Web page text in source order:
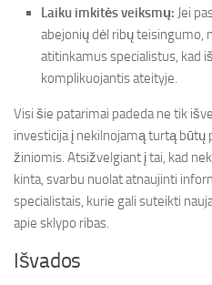
Laiku imkitės veiksmų: Jei
abejonių dėl ribų teisingumo,
atitinkamus specialistus, kad
komplikuojantis ateityje.
Visi šie patarimai padeda ne tik
investicija į nekilnojamą turtą
žiniomis. Atsižvelgiant į tai, kad
kinta, svarbu nuolat atnaujinti
specialistais, kurie gali suteikti
apie sklypo ribas.
Išvados